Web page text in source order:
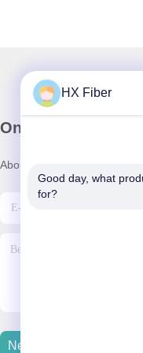
Onze nieuwsbrief
Abonneer u op onze
Neem Contact Met Ons
HX Fiber
Good day, what
for?